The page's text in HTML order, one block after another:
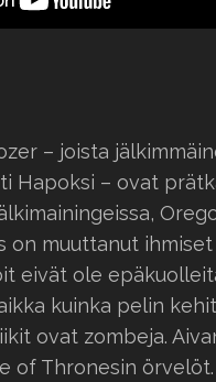
– joista
Hapoksi – ovat
on muuttanut
eivät ole
kuinka pelin
ovat zombeja.
of Thronesin